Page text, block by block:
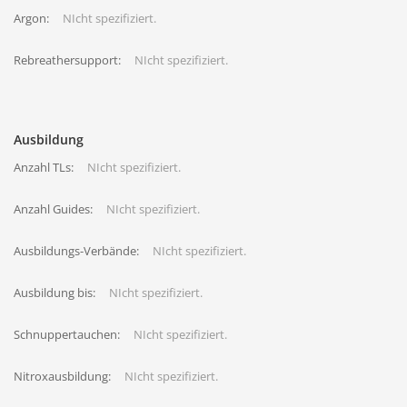
Argon: NIcht spezifiziert.
Rebreathersupport: NIcht spezifiziert.
Ausbildung
Anzahl TLs: NIcht spezifiziert.
Anzahl Guides: NIcht spezifiziert.
Ausbildungs-Verbände: NIcht spezifiziert.
Ausbildung bis: NIcht spezifiziert.
Schnuppertauchen: NIcht spezifiziert.
Nitroxausbildung: NIcht spezifiziert.